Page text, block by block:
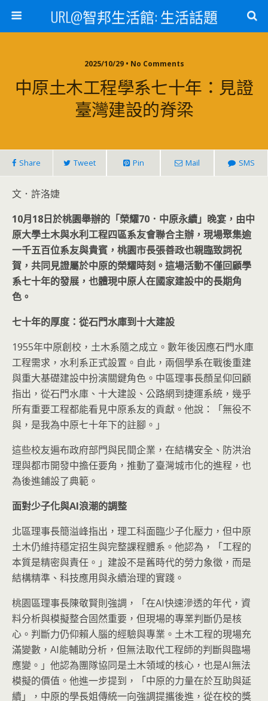
URL@智邦生活館: 生活話題
2025/10/29 • No Comments
中原土木工程學系七十年：見證
臺灣建設的脊梁
Share Tweet Pin Mail SMS
文．許洛婕
10月18日於桃園舉辦的「榮耀70 ．中原永續」晚宴，由中
原大學土木與水利工程四區系友會聯合主辦，現場聚集逾
一千五百位系友與貴賓，桃園市長張善政也親臨致詞祝
賀，共同見證屬於中原的榮耀時刻。這場活動不僅回顧學
系七十年的發展，也體現中原人在國家建設中的長期角
色。
七十年的厚度：從石門水庫到十大建設
1955年中原創校，土木系隨之成立。數年後因應石門水庫
工程需求，水利系正式設置。自此，兩個學系在戰後重建
與重大基礎建設中扮演關鍵角色。中區理事長顏呈仰回顧
指出，從石門水庫、十大建設、公路網到捷運系統，幾乎
所有重要工程都能看見中原系友的貢獻。他說：「無役不
與，是我為中原七十年下的註腳。」
這些校友遍布政府部門與民間企業，在結構安全、防洪治
理與都市開發中擔任要角，推動了臺灣城市化的進程，也
為後進鋪設了典範。
面對少子化與AI浪潮的調整
北區理事長簡溢峰指出，理工科面臨少子化壓力，但中原
土木仍維持穩定招生與完整課程體系。他認為，「工程的
本質是精密與責任。」建設不是舊時代的勞力象徵，而是
結構精準、科技應用與永續治理的實踐。
桃園區理事長陳敬賢則強調，「在AI快速滲透的年代，資
料分析與模擬整合固然重要，但現場的專業判斷仍是核
心。判斷力仍仰賴人腦的經驗與專業。土木工程的現場充
滿變數，AI能輔助分析，但無法取代工程師的判斷與臨場
應變。」他認為團隊協同是土木領域的核心，也是AI無法
模擬的價值。他進一步提到，「中原的力量在於互助與延
續」，中原的學長姐傳統一向強調提攜後進，從在校的獎